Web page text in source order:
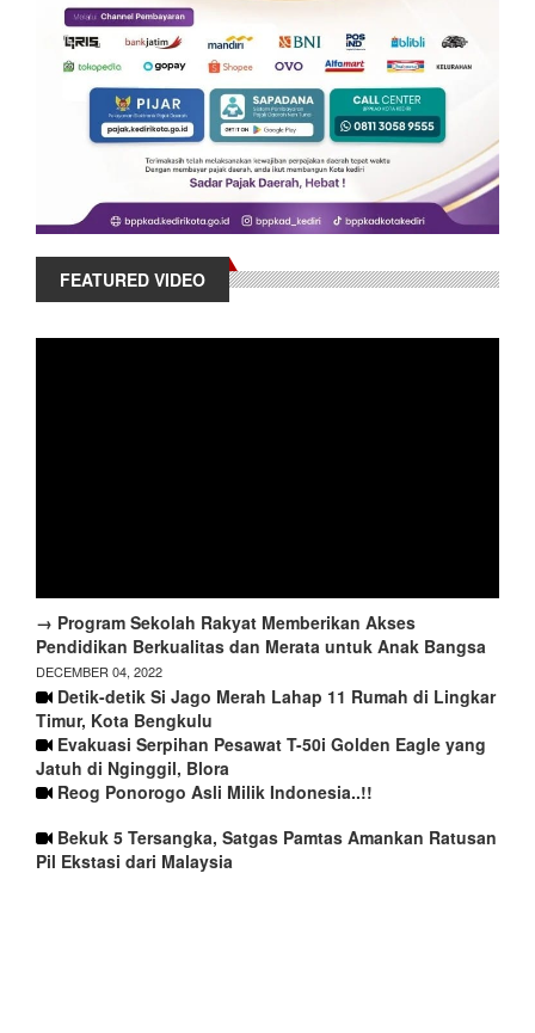
FEATURED VIDEO
→ Program Sekolah Rakyat Memberikan Akses
Pendidikan Berkualitas dan Merata untuk Anak Bangsa
DECEMBER 04, 2022
Detik-detik Si Jago Merah Lahap 11 Rumah di Lingkar
Timur, Kota Bengkulu
Evakuasi Serpihan Pesawat T-50i Golden Eagle yang
Jatuh di Nginggil, Blora
Reog Ponorogo Asli Milik Indonesia..!!
Bekuk 5 Tersangka, Satgas Pamtas Amankan Ratusan
Pil Ekstasi dari Malaysia